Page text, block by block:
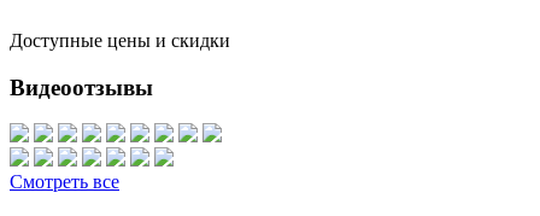
Доступные цены и скидки
Видеоотзывы
Смотреть все